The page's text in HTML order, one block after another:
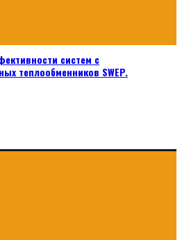
систем с
теплообменников SWEP.